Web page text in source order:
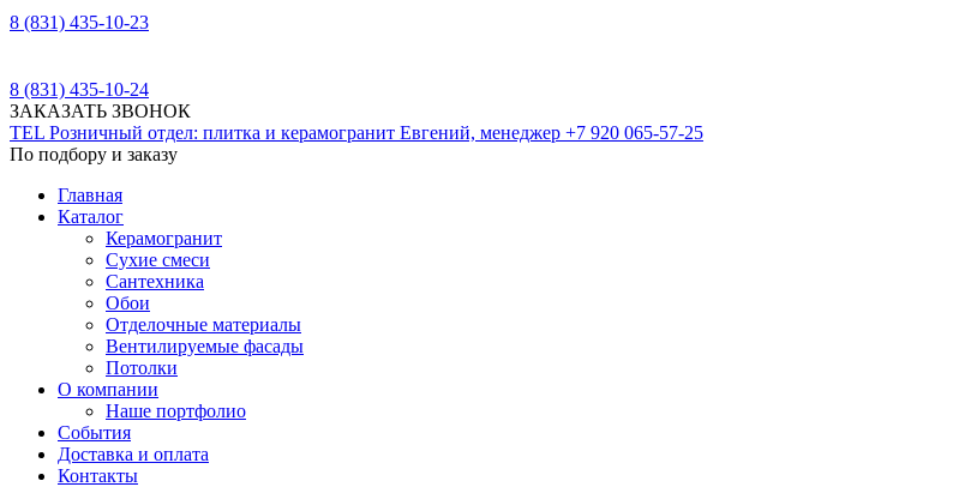
8 (831) 435-10-23
8 (831) 435-10-24
ЗАКАЗАТЬ ЗВОНОК
TEL Розничный отдел: плитка и керамогранит Евгений, менеджер +7 920 065-57-25
По подбору и заказу
Главная
Каталог
Керамогранит
Сухие смеси
Сантехника
Обои
Отделочные материалы
Вентилируемые фасады
Потолки
О компании
Наше портфолио
События
Доставка и оплата
Контакты